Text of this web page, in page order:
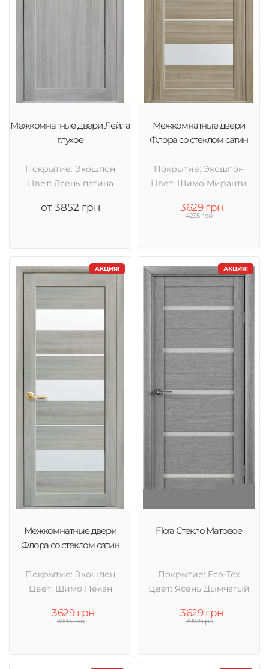
Межкомнатные двери Лейла
глухое
Покрытие: Экошпон
Цвет: Ясень патина
от 3852 грн
Межкомнатные двери
Флора со стеклом сатин
Покрытие: Экошпон
Цвет: Шимо Миранти
3629 грн
4235 грн
АКЦИЯ!
Межкомнатные двери
Флора со стеклом сатин
Покрытие: Экошпон
Цвет: Шимо Пекан
3629 грн
3993 грн
АКЦИЯ!
Flora Стекло Матовое
Покрытие: Eco-Tex
Цвет: Ясень Дымчатый
3629 грн
3992 грн